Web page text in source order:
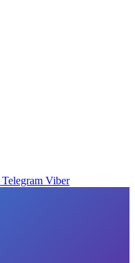
Telegram Viber